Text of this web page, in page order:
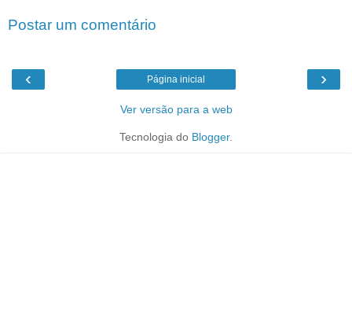
Postar um comentário
‹ ›
Página inicial
Ver versão para a web
Tecnologia do Blogger.